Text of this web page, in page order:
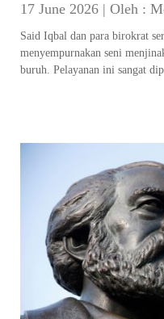
17 June 2026 | Oleh :
Said Iqbal dan para birokrat
menyempurnakan seni
buruh. Pelayanan ini sangat